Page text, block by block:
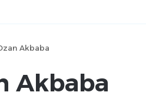
Akbaba
Akbaba